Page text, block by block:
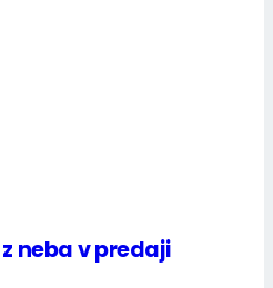
neba v predaji